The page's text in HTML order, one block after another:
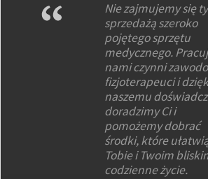
Nie zajmujemy się
sprzedażą szeroko
pojętego sprzętu
medycznego.
nami czynni
fizjoterapeuci i
naszemu
doradzimy Ci i
pomożemy dobrać
środki, które
Tobie i Twoim
codzienne życie.